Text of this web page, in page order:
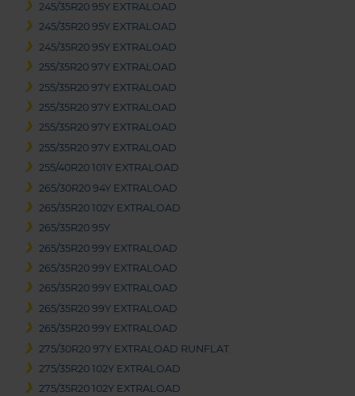
245/35R20 95Y EXTRALOAD
245/35R20 95Y EXTRALOAD
245/35R20 95Y EXTRALOAD
255/35R20 97Y EXTRALOAD
255/35R20 97Y EXTRALOAD
255/35R20 97Y EXTRALOAD
255/35R20 97Y EXTRALOAD
255/35R20 97Y EXTRALOAD
255/40R20 101Y EXTRALOAD
265/30R20 94Y EXTRALOAD
265/35R20 102Y EXTRALOAD
265/35R20 95Y
265/35R20 99Y EXTRALOAD
265/35R20 99Y EXTRALOAD
265/35R20 99Y EXTRALOAD
265/35R20 99Y EXTRALOAD
265/35R20 99Y EXTRALOAD
275/30R20 97Y EXTRALOAD RUNFLAT
275/35R20 102Y EXTRALOAD
275/35R20 102Y EXTRALOAD